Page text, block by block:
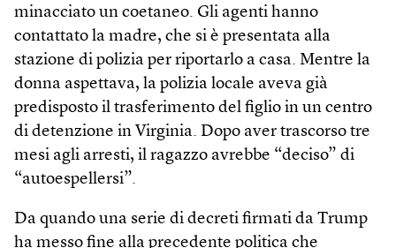
minacciato un coetaneo. Gli agenti hanno
contattato la madre, che si è presentata alla
stazione di polizia per riportarlo a casa. Mentre la
donna aspettava, la polizia locale aveva già
predisposto il trasferimento del figlio in un centro
di detenzione in Virginia. Dopo aver trascorso tre
mesi agli arresti, il ragazzo avrebbe “deciso” di
“autoespellersi”.
Da quando una serie di decreti firmati da Trump
ha messo fine alla precedente politica che